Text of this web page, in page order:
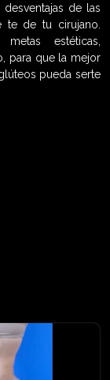
de las
te de tu cirujano.
estéticas,
para que la mejor
pueda serte